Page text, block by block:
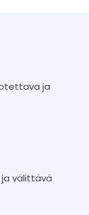
ja
ja välittävä